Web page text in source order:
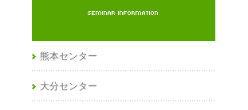
熊本センター
大分センター